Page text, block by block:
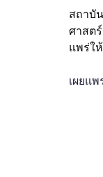
สถาบั
ศาสต
แพร่ใ
เผยแ